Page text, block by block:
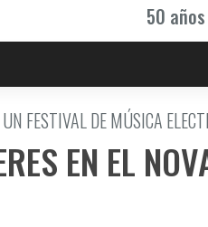
50
FESTIVAL DE MÚSICA
EN EL